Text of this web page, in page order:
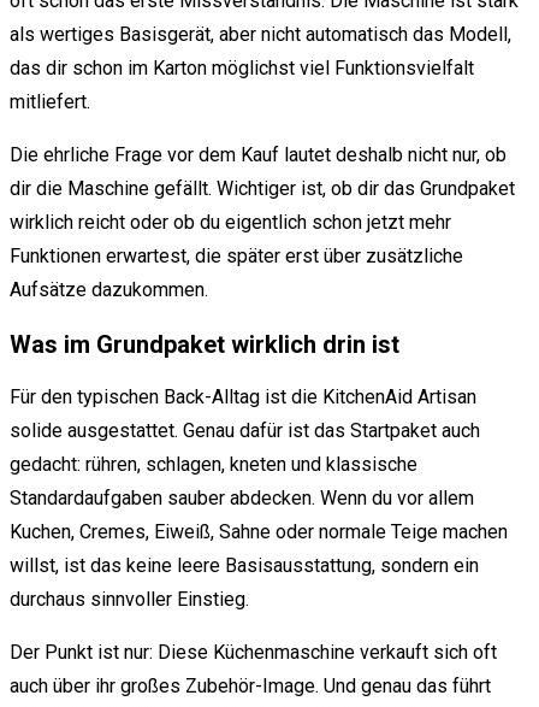
als wertiges Basisgerät, aber nicht automatisch das Modell,
das dir schon im Karton möglichst viel Funktionsvielfalt
mitliefert.
Die ehrliche Frage vor dem Kauf lautet deshalb nicht nur, ob
dir die Maschine gefällt. Wichtiger ist, ob dir das Grundpaket
wirklich reicht oder ob du eigentlich schon jetzt mehr
Funktionen erwartest, die später erst über zusätzliche
Aufsätze dazukommen.
Was im Grundpaket wirklich drin ist
Für den typischen Back-Alltag ist die KitchenAid Artisan
solide ausgestattet. Genau dafür ist das Startpaket auch
gedacht: rühren, schlagen, kneten und klassische
Standardaufgaben sauber abdecken. Wenn du vor allem
Kuchen, Cremes, Eiweiß, Sahne oder normale Teige machen
willst, ist das keine leere Basisausstattung, sondern ein
durchaus sinnvoller Einstieg.
Der Punkt ist nur: Diese Küchenmaschine verkauft sich oft
auch über ihr großes Zubehör-Image. Und genau das führt